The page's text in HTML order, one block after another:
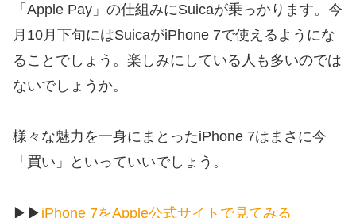
「Apple Pay」の仕組みにSuicaが乗っかります。今
月10月下旬にはSuicaがiPhone 7で使えるようにな
ることでしょう。楽しみにしている人も多いのでは
ないでしょうか。
様々な魅力を一身にまとったiPhone 7はまさに今
「買い」といっていいでしょう。
▶︎▶︎ iPhone 7をApple公式サイトで見てみる